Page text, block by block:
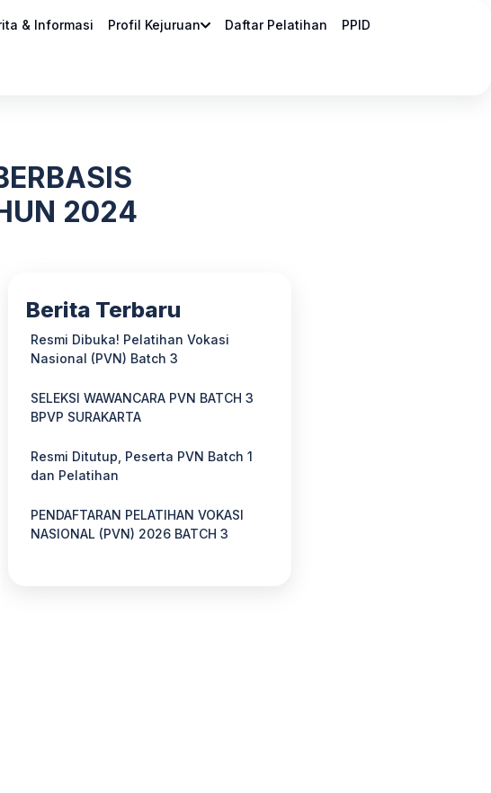
& Informasi Profil Kejuruan Daftar Pelatihan PPID
2024
Berita Terbaru
Resmi Dibuka! Pelatihan Vokasi
Nasional (PVN) Batch 3
SELEKSI WAWANCARA PVN BATCH 3
BPVP SURAKARTA
Resmi Ditutup, Peserta PVN Batch 1
dan Pelatihan
PENDAFTARAN PELATIHAN VOKASI
NASIONAL (PVN) 2026 BATCH 3